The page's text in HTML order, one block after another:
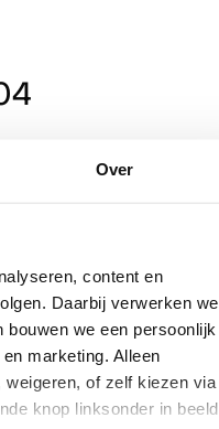
Over
content en
Daarbij verwerken we
we een persoonlijk
marketing. Alleen
of zelf kiezen via
knop linksonder in beeld.